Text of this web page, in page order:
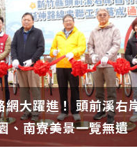
網大躍進！ 頭前溪右
、南寮美景一覽無遺